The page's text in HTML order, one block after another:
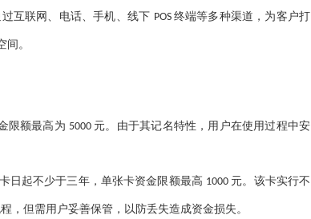
互联网、电话、手机、线下 POS 终端等多种渠道，为客户打
。
限额最高为 5000 元。由于其记名特性，用户在使用过程中安
日起不少于三年，单张卡资金限额最高 1000 元。该卡实行不
，但需用户妥善保管，以防丢失造成资金损失。